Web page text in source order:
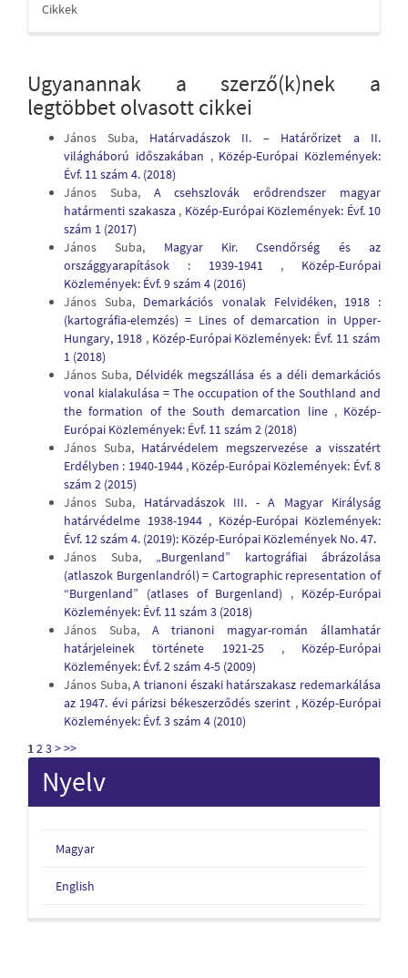
Cikkek
Ugyanannak a szerző(k)nek a
legtöbbet olvasott cikkei
János Suba, Határvadászok II. – Határőrizet a II.
világháború időszakában , Közép-Európai Közlemények:
Évf. 11 szám 4. (2018)
János Suba, A csehszlovák erődrendszer magyar
határmenti szakasza , Közép-Európai Közlemények: Évf. 10
szám 1 (2017)
János Suba, Magyar Kir. Csendőrség és az
országgyarapítások : 1939-1941 , Közép-Európai
Közlemények: Évf. 9 szám 4 (2016)
János Suba, Demarkációs vonalak Felvidéken, 1918 :
(kartográfia-elemzés) = Lines of demarcation in Upper-
Hungary, 1918 , Közép-Európai Közlemények: Évf. 11 szám
1 (2018)
János Suba, Délvidék megszállása és a déli demarkációs
vonal kialakulása = The occupation of the Southland and
the formation of the South demarcation line , Közép-
Európai Közlemények: Évf. 11 szám 2 (2018)
János Suba, Határvédelem megszervezése a visszatért
Erdélyben : 1940-1944 , Közép-Európai Közlemények: Évf. 8
szám 2 (2015)
János Suba, Határvadászok III. - A Magyar Királyság
határvédelme 1938-1944 , Közép-Európai Közlemények:
Évf. 12 szám 4. (2019): Közép-Európai Közlemények No. 47.
János Suba, „Burgenland” kartográfiai ábrázolása
(atlaszok Burgenlandról) = Cartographic representation of
“Burgenland” (atlases of Burgenland) , Közép-Európai
Közlemények: Évf. 11 szám 3 (2018)
János Suba, A trianoni magyar-román államhatár
határjeleinek története 1921-25 , Közép-Európai
Közlemények: Évf. 2 szám 4-5 (2009)
János Suba,A trianoni északi határszakasz redemarkálása
az 1947. évi párizsi békeszerződés szerint , Közép-Európai
Közlemények: Évf. 3 szám 4 (2010)
123>>>
Nyelv
Magyar
English